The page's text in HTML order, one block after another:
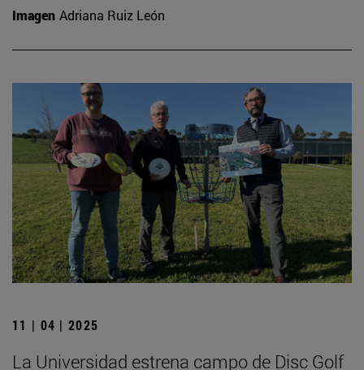
Imagen Adriana Ruiz León
11 | 04 | 2025
La Universidad estrena campo de Disc Golf